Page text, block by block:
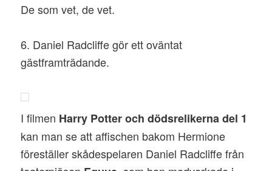
De som vet, de vet.
6. Daniel Radcliffe gör ett oväntat
gästframträdande.
I filmen Harry Potter och dödsrelikerna del 1
kan man se att affischen bakom Hermione
föreställer skådespelaren Daniel Radcliffe från